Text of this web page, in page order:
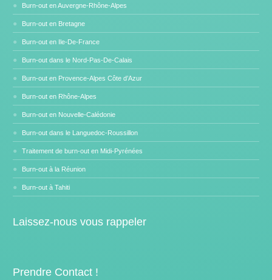
Burn-out en Auvergne-Rhône-Alpes
Burn-out en Bretagne
Burn-out en Ile-De-France
Burn-out dans le Nord-Pas-De-Calais
Burn-out en Provence-Alpes Côte d’Azur
Burn-out en Rhône-Alpes
Burn-out en Nouvelle-Calédonie
Burn-out dans le Languedoc-Roussillon
Traitement de burn-out en Midi-Pyrénées
Burn-out à la Réunion
Burn-out à Tahiti
Laissez-nous vous rappeler
Prendre Contact !